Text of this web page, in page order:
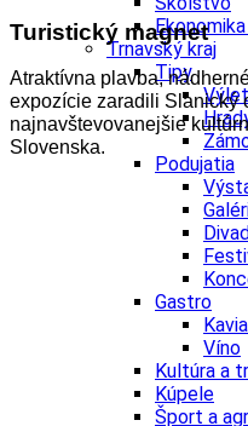
Trnavský kraj
Tipy
Výlet
Podujatia
Gastro
Víno
Kultúra a
Kúpele
Šport a
Turistický magnet
Atraktívna plavba,
expozície zaradili Slanický
najnavštevovanejšie
Slovenska.